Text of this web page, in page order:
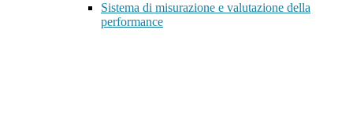
Sistema di misurazione e valutazione della
performance